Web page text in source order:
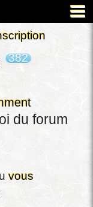
382
du forum
vous